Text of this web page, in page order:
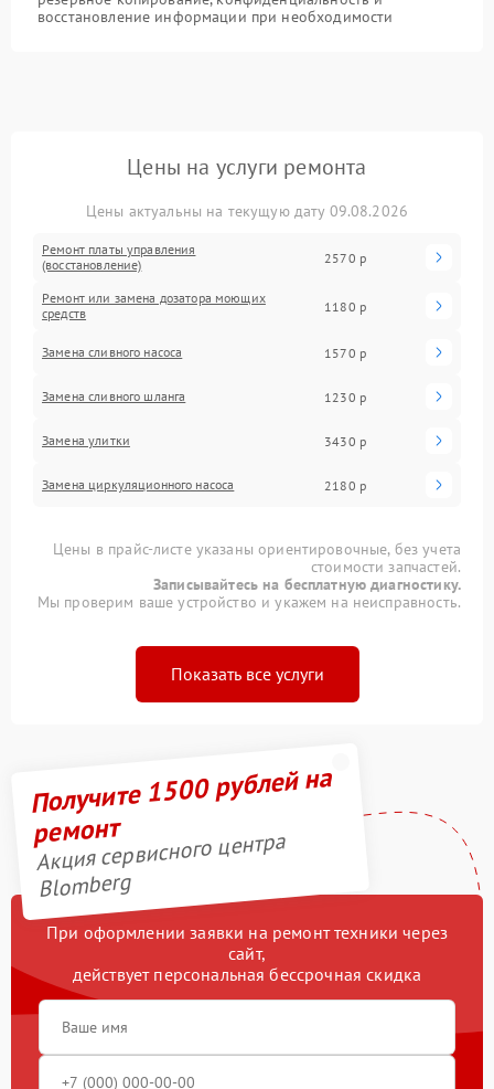
восстановление информации при необходимости
Цены на услуги ремонта
Цены актуальны на текущую дату 09.08.2026
Ремонт платы управления
(восстановление)
2570 р
Ремонт или замена дозатора моющих
средств
1180 р
Замена сливного насоса 1570 р
Замена сливного шланга 1230 р
Замена улитки 3430 р
Замена циркуляционного насоса 2180 р
Цены в прайс-листе указаны ориентировочные, без учета
стоимости запчастей.
Записывайтесь на бесплатную диагностику.
Мы проверим ваше устройство и укажем на неисправность.
Показать все услуги
Получите 1500 рублей на
ремонт
Акция сервисного центра
Blomberg
При оформлении заявки на ремонт техники через
сайт,
действует персональная бессрочная скидка